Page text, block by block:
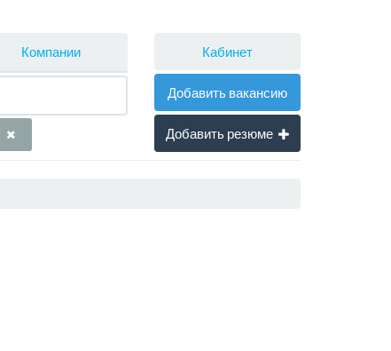
Компании Кабинет
Добавить вакансию
Добавить резюме